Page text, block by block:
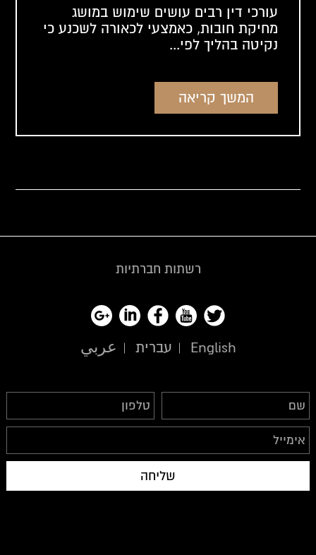
עורכי דין רבים עושים שימוש במושג
מחיקת חובות, כאמצעי לכאורה לשכנע כי
נקיטה בהליך לפי...
המשך קריאה
רשתות חברתיות
English עברית عربي